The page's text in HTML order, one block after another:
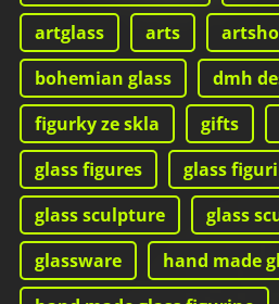
artglass
arts
bohemian glass
dmh
figurky ze skla
gifts
glass figures
glass
glass sculpture
glass
glassware
hand made